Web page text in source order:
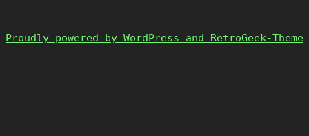
Proudly powered by WordPress and RetroGeek-Theme